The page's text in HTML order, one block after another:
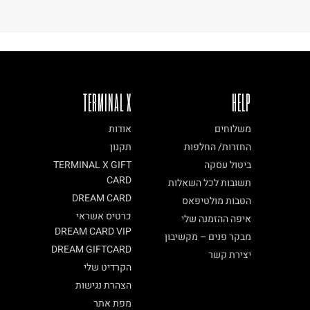
TERMINAL X
אודות
תקנון
TERMINAL X GIFT
CARD
DREAM CARD
כרטיס אשראי
DREAM CARD VIP
DREAM GIFTCARD
הקרדיט שלי
הצהרת נגישות
מפת אתר
HELP
משלוחים
החזרות/ החלפות
ביטול עסקה
תשובות לכל השאלות
הטבות מולטיפאס
איפה ההזמנה שלי
מבקר פנים – מקשיבון
יצירת קשר